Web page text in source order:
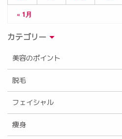
« 1月
カテゴリー
美容のポイント
脱毛
フェイシャル
痩身